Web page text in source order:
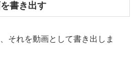
書き出す
それを動画として書き出しま